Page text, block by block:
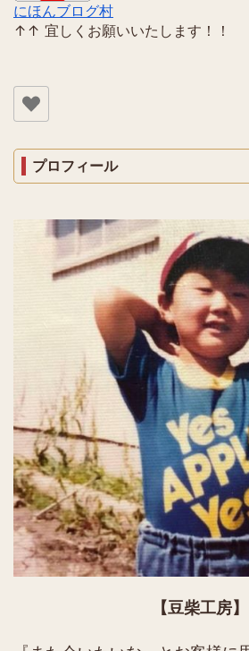
にほんブログ村
↑↑ 宜しくお願いいたします！！
プロフィール
【豆柴工房】